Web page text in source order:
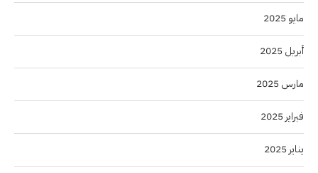
مايو 2025
أبريل 2025
مارس 2025
فبراير 2025
يناير 2025